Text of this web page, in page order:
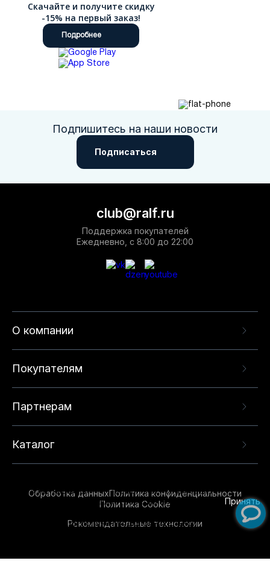
Скачайте и получите скидку
-15% на первый заказ!
Подробнее
Подпишитесь на наши новости
Подписаться
О компании
Покупателям
Партнерам
Каталог
club@ralf.ru
Поддержка покупателей
Ежедневно, с 8:00 до 22:00
Обработка данныхПолитика конфиденциальности
Политика Cookie
Рекомендательные технологии
опыта на нашем сайте. Продолжая использовать
данный сайт, вы соглашаетесь с использованием
технологий. Для получения дополнительной
Принять